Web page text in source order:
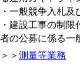
・一般競争入札
・建設工事の制
者の公募に係る一
＞＞ 測量等業務